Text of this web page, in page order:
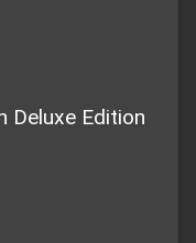
Deluxe Edition